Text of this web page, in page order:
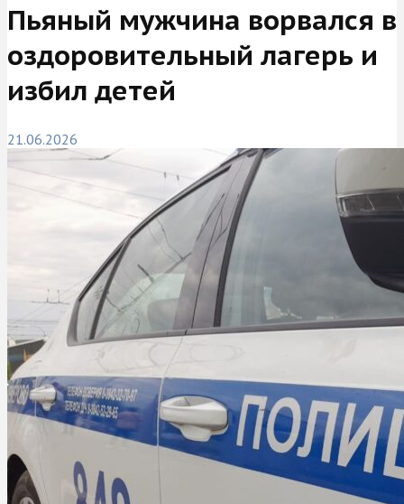
Пьяный мужчина ворвался в
оздоровительный лагерь и
избил детей
21.06.2026